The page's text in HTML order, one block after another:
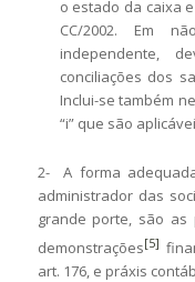
o estado da caixa
CC/2002. Em
independente,
conciliações dos
Inclui-se também
“i” que são
2- A forma
administrador das
grande porte, são as
demonstrações[5]
art. 176, e práxis